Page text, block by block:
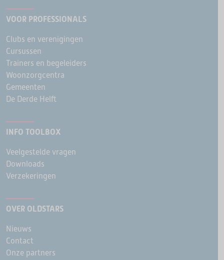
VOOR PROFESSIONALS
Clubs en verenigingen
Cursussen
Trainers en begeleiders
Woonzorgcentra
Gemeenten
De Derde Helft
INFO TOOLBOX
Veelgestelde vragen
Downloads
Verzekeringen
OVER OLDSTARS
Nieuws
Contact
Onze partners